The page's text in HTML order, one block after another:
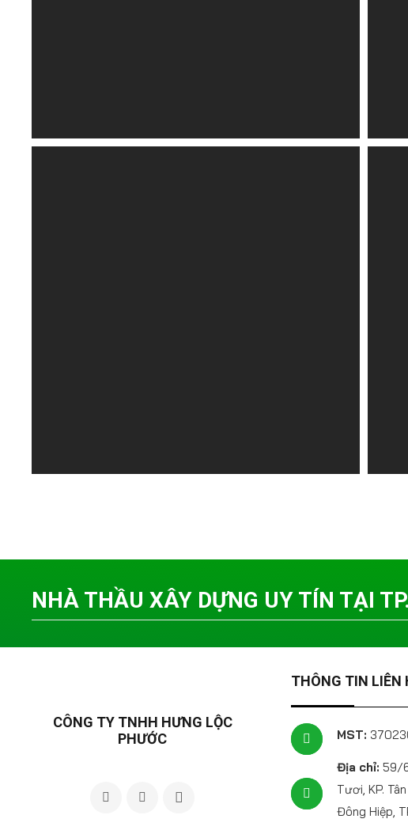
NHÀ THẦU XÂY DỰNG UY TÍN TẠI
CÔNG TY TNHH HƯNG LỘC
PHƯỚC
THÔNG TIN LIÊN
MST:
Địa chỉ: 59/
Tươi, KP.
Đông Hiệp,